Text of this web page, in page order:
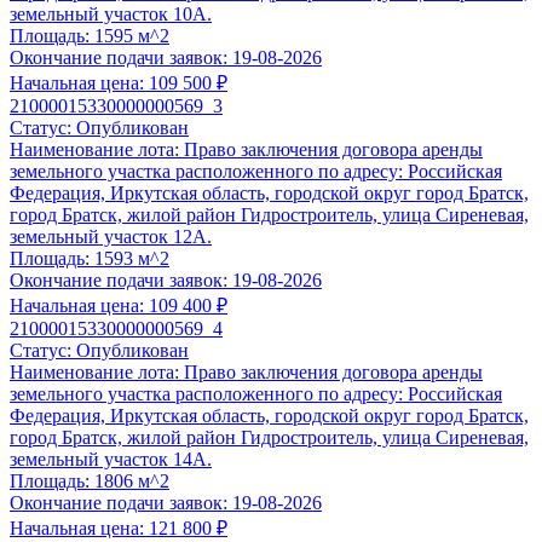
Проверка на соответствие представленных документов.
Выбрать услугу
6 часов
Срочная экспертиза заявки
По 44-ФЗ, 223-ФЗ, 178-ФЗ, 127-ФЗ, 229-ФЗ, коммерческая
15 900 ₽
Корректность оформления всех требуемых документов;
Полнота заполнения сведений в формах;
Контроль предоставления всех необходимых документов;
Соответствие Вашей заявки квалификационным и
Готовность: в течение
работу с 10:00 следующего рабочего дня).
Выбрать услугу
6 часов
Срочная Подготовка заявки
По 44-ФЗ, 178-ФЗ, 127-ФЗ, 229-ФЗ, коммерческая
15 900 ₽
Анализ документации по торгам по реализации
земельный участок 10А.
Площадь: 1595 м^2
Окончание подачи заявок: 19-08-2026
Начальная цена: 109 500 ₽
21000015330000000569_3
Статус: Опубликован
Наименование лота: Право заключения договора аренды
земельного участка расположенного по адресу: Российская
Федерация, Иркутская область, городской округ город Братск,
город Братск, жилой район Гидростроитель, улица Сиреневая,
земельный участок 12А.
Площадь: 1593 м^2
Окончание подачи заявок: 19-08-2026
Начальная цена: 109 400 ₽
21000015330000000569_4
Статус: Опубликован
Наименование лота: Право заключения договора аренды
земельного участка расположенного по адресу: Российская
Федерация, Иркутская область, городской округ город Братск,
город Братск, жилой район Гидростроитель, улица Сиреневая,
земельный участок 14А.
Площадь: 1806 м^2
Окончание подачи заявок: 19-08-2026
Начальная цена: 121 800 ₽